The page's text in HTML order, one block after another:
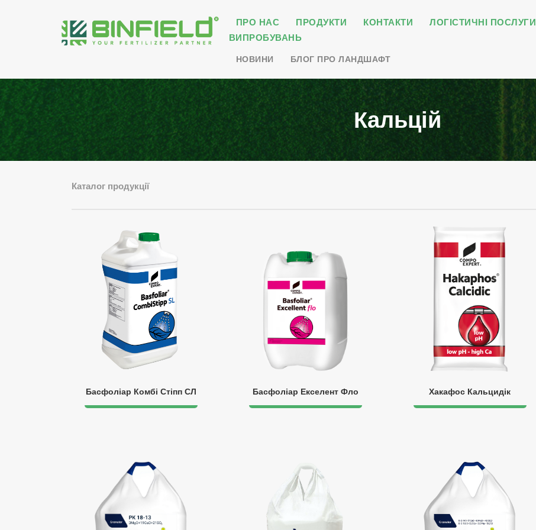
ПРО НАС ПРОДУКТИ КОНТАКТИ ЛОГІСТИЧНІ ПОСЛУГИ
ВИПРОБУВАНЬ
НОВИНИ БЛОГ ПРО ЛАНДШАФТ
Кальцій
Каталог продукції
Басфоліар Комбі Стіпп СЛ Басфоліар Екселент Фло Хакафос Кальцидік